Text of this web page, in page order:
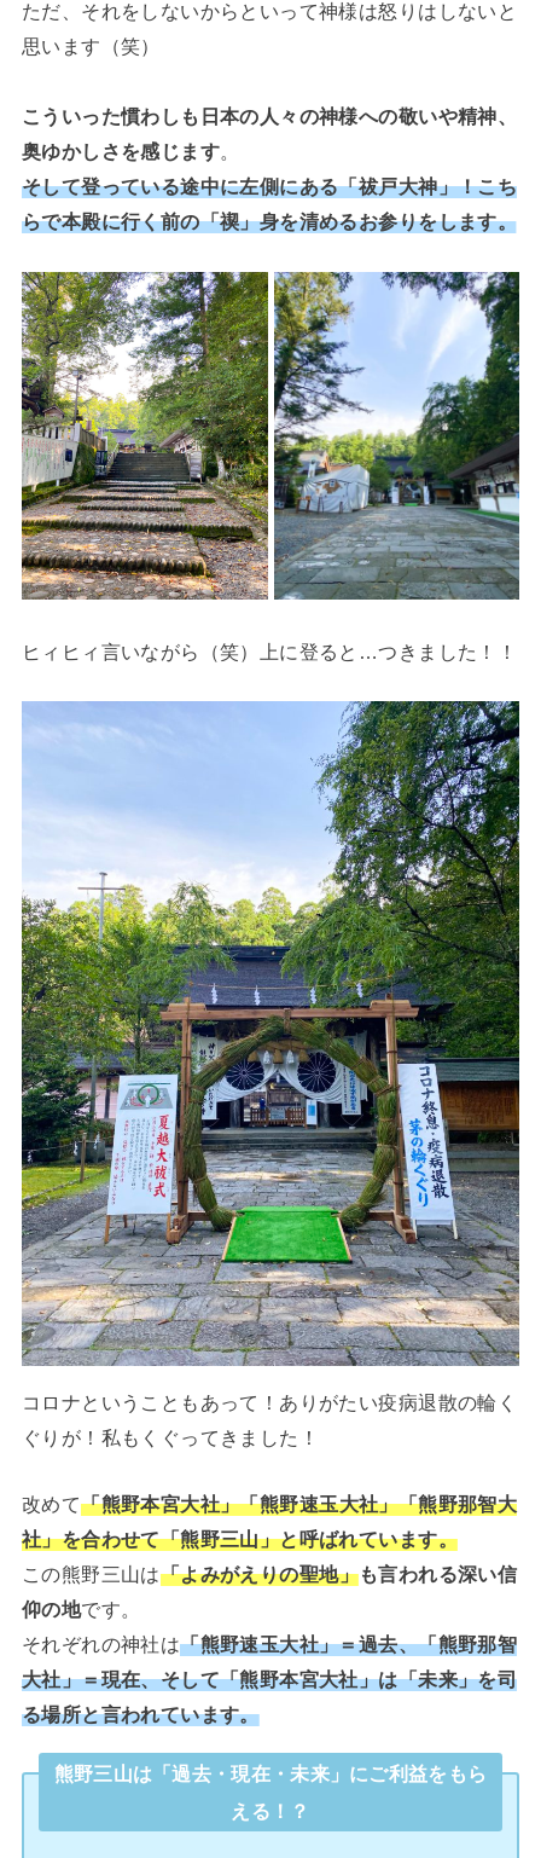
ただ、それをしないからといって神様は怒りはしないと
思います（笑）
こういった慣わしも日本の人々の神様への敬いや精神、
奥ゆかしさを感じます。
そして登っている途中に左側にある「祓戸大神」！こち
らで本殿に行く前の「禊」身を清めるお参りをします。
ヒィヒィ言いながら（笑）上に登ると…つきました！！
コロナということもあって！ありがたい疫病退散の輪く
ぐりが！私もくぐってきました！
改めて「熊野本宮大社」「熊野速玉大社」「熊野那智大
社」を合わせて「熊野三山」と呼ばれています。
この熊野三山は「よみがえりの聖地」も言われる深い信
仰の地です。
それぞれの神社は「熊野速玉大社」＝過去、「熊野那智
大社」＝現在、そして「熊野本宮大社」は「未来」を司
る場所と言われています。
熊野三山は「過去・現在・未来」にご利益をもら
える！？